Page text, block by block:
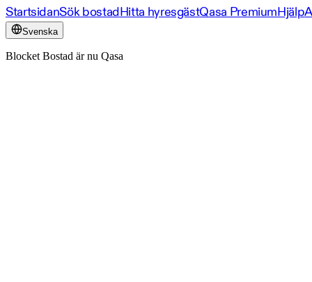
StartsidanSök bostadHitta hyresgästQasa PremiumHjälp
Svenska
Blocket Bostad är nu Qasa